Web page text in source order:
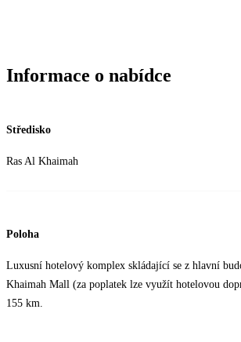
Informace o nabídce
Středisko
Ras Al Khaimah
Poloha
Luxusní hotelový komplex skládající se z hlavní
Khaimah Mall (za poplatek lze využít hotelovou
155 km.